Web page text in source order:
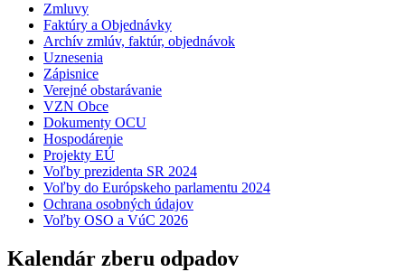
Zmluvy
Faktúry a Objednávky
Archív zmlúv, faktúr, objednávok
Uznesenia
Zápisnice
Verejné obstarávanie
VZN Obce
Dokumenty OCU
Hospodárenie
Projekty EÚ
Voľby prezidenta SR 2024
Voľby do Európskeho parlamentu 2024
Ochrana osobných údajov
Voľby OSO a VúC 2026
Kalendár zberu odpadov